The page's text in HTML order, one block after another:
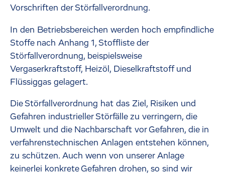
Vorschriften der Störfallverordnung.
In den Betriebsbereichen werden hoch empfindliche
Stoffe nach Anhang 1, Stoffliste der
Störfallverordnung, beispielsweise
Vergaserkraftstoff, Heizöl, Dieselkraftstoff und
Flüssiggas gelagert.
Die Störfallverordnung hat das Ziel, Risiken und
Gefahren industrieller Störfälle zu verringern, die
Umwelt und die Nachbarschaft vor Gefahren, die in
verfahrenstechnischen Anlagen entstehen können,
zu schützen. Auch wenn von unserer Anlage
keinerlei konkrete Gefahren drohen, so sind wir